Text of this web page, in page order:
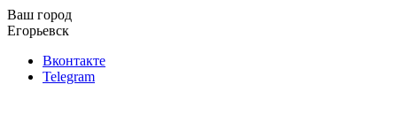
Ваш город
Егорьевск
Вконтакте
Telegram